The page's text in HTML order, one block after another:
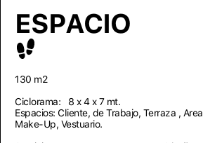
ESPACIO
130 m2
Ciclorama: 8 x 4 x 7 mt.
Espacios: Cliente, de Trabajo, Terraza , Area
Make-Up, Vestuario.